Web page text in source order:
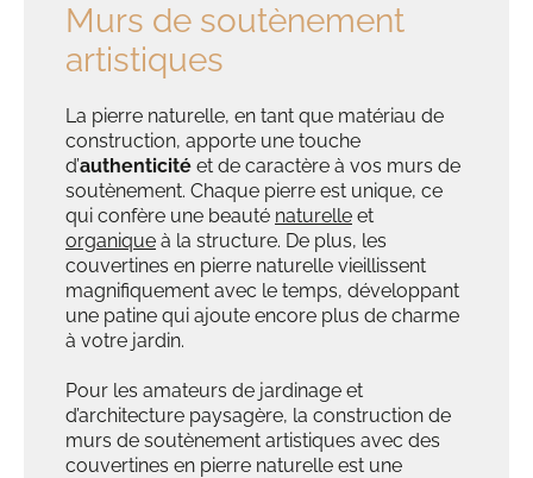
Murs de soutènement
artistiques
La pierre naturelle, en tant que matériau de
construction, apporte une touche
d’authenticité et de caractère à vos murs de
soutènement. Chaque pierre est unique, ce
qui confère une beauté naturelle et
organique à la structure. De plus, les
couvertines en pierre naturelle vieillissent
magnifiquement avec le temps, développant
une patine qui ajoute encore plus de charme
à votre jardin.
Pour les amateurs de jardinage et
d’architecture paysagère, la construction de
murs de soutènement artistiques avec des
couvertines en pierre naturelle est une